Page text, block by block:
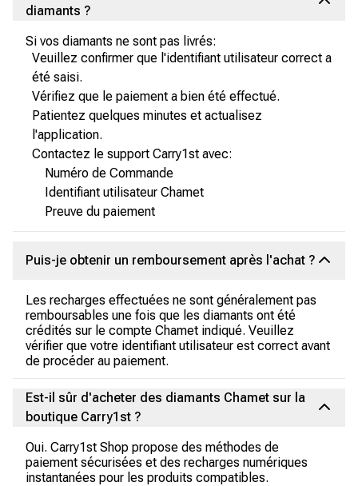
diamants ?
Si vos diamants ne sont pas livrés:
Veuillez confirmer que l'identifiant utilisateur correct a
été saisi.
Vérifiez que le paiement a bien été effectué.
Patientez quelques minutes et actualisez
l'application.
Contactez le support Carry1st avec:
Numéro de Commande
Identifiant utilisateur Chamet
Preuve du paiement
Puis-je obtenir un remboursement après l'achat ?
Les recharges effectuées ne sont généralement pas
remboursables une fois que les diamants ont été
crédités sur le compte Chamet indiqué. Veuillez
vérifier que votre identifiant utilisateur est correct avant
de procéder au paiement.
Est-il sûr d'acheter des diamants Chamet sur la
boutique Carry1st ?
Oui. Carry1st Shop propose des méthodes de
paiement sécurisées et des recharges numériques
instantanées pour les produits compatibles.